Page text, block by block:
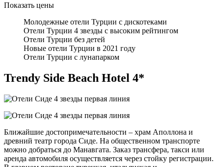
Показать цены
Молодежные отели Турции с дискотеками
Отели Турции 4 звезды с высоким рейтингом
Отели Турции без детей
Новые отели Турции в 2021 году
Отели Турции с лунапарком
Trendy Side Beach Hotel 4*
Ближайшие достопримечательности – храм Аполлона и
древний театр города Сиде. На общественном транспорте
можно добраться до Манавгата. Заказ трансфера, такси или
аренда автомобиля осуществляется через стойку регистрации.